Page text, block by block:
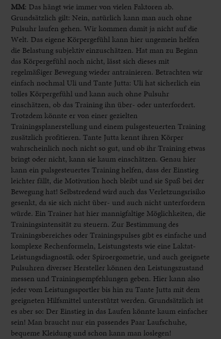
MM: Das hängt wie immer von vielen Faktoren ab.
Grundsätzlich gilt: Nein, natürlich kann man auch ohne
Pulsuhr laufen gehen. Wir kommen damit ja nicht auf die
Welt. Das eigene Körpergefühl kann hier ungemein helfen
die Belastung subjektiv einzuschätzen. Hat man zu Beginn
das Körpergefühl noch nicht, lässt sich dieses mit
regelmäßiger Bewegung wieder antrainieren. Betrachten wir
einfach nochmal Uli und Tante Jutta: Uli hat sicherlich ein
tolles Körpergefühl und kann auch ohne Pulsuhr
einschätzen, ob das Training ihn über- oder unterfordert.
Trotzdem könnte er von einer gezielten
Trainingsplanerstellung und einem pulsgesteuerten Training
zusätzlich profitieren. Tante Jutta kennt ihren Körper
wahrscheinlich noch nicht so gut, und ob ihr Training etwas
bringt oder nicht, kann sie kaum einschätzen. Genau hier
kann ein pulsgesteuertes Training helfen, dass der Einstieg
leichter fällt, die Motivation hoch bleibt und sie Spaß bei der
Bewegung hat! Selbstredend wird auch das Verletzungsrisiko
gesenkt, da sie sich nicht über- und auch nicht unterfordern
würde. Ein Trainer hat hier mannigfaltige Möglichkeiten, die
Trainingsintensität zu steuern. Zur Bestimmung des
Trainingsbereiches oder Trainingspulses gibt es einfache und
komplexe Rechenformeln, Leistungstests wie eine Laktat-
Leistungsdiagnostik oder Spiroergometrie, und auch geeignete
Pulsuhren diverser Hersteller können den Leistungszustand
messen und Trainingsempfehlungen geben. Hier kann also
jeder vom Leistungssportler bis hin zu Tante Jutta mit dem
geeigneten Hilfsmittel unterstützt werden. Grundsätzlich ist
es aber so: Der Einstieg in das Laufen könnte kaum einfacher
sein! Man braucht nur ein passendes Paar Laufschuhe,
bequeme Kleidung und schon kann man loslegen!